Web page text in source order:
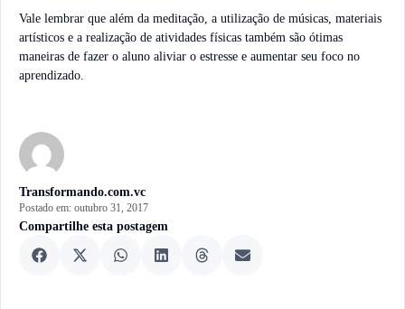
Transformando.com.vc
Postado em: outubro 31, 2017
Compartilhe esta postagem
Vale lembrar que além da meditação, a utilização de músicas, materiais
artísticos e a realização de atividades físicas também são ótimas
maneiras de fazer o aluno aliviar o estresse e aumentar seu foco no
aprendizado.